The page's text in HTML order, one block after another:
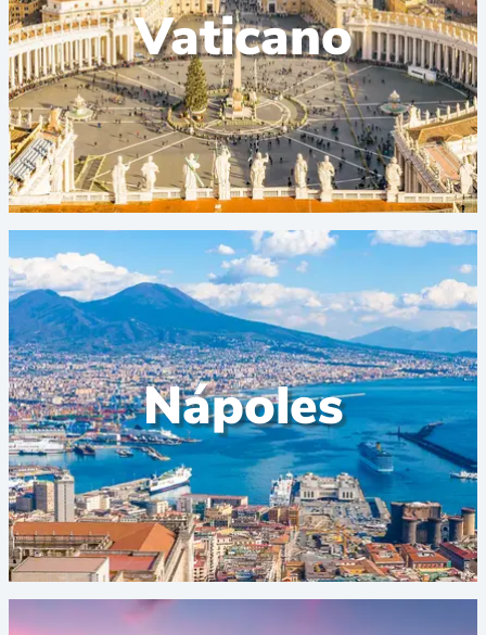
Vaticano
Nápoles